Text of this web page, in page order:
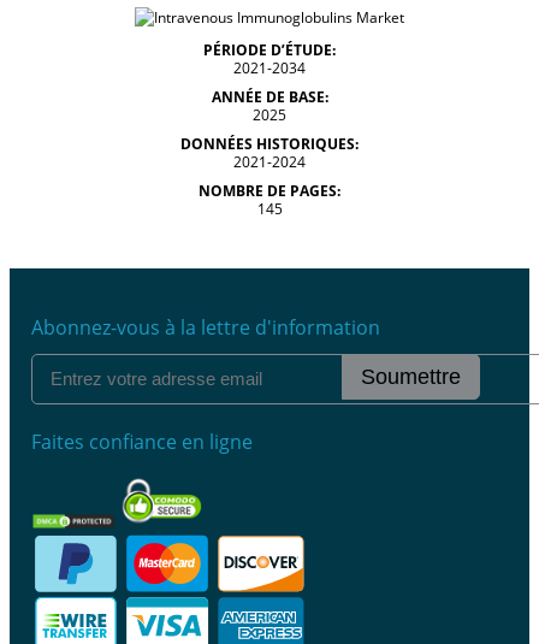
PÉRIODE D’ÉTUDE:
2021-2034
ANNÉE DE BASE:
2025
DONNÉES HISTORIQUES:
2021-2024
NOMBRE DE PAGES:
145
Abonnez-vous à la lettre d'information
Soumettre
Faites confiance en ligne